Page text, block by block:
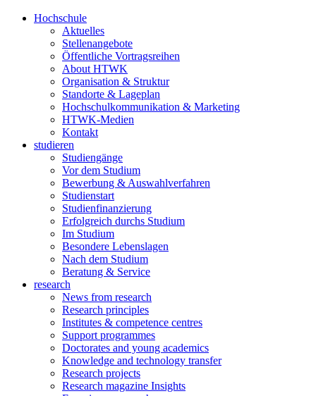
Hochschule
Aktuelles
Stellenangebote
Öffentliche Vortragsreihen
About HTWK
Organisation & Struktur
Standorte & Lageplan
Hochschulkommunikation & Marketing
HTWK-Medien
Kontakt
studieren
Studiengänge
Vor dem Studium
Bewerbung & Auswahlverfahren
Studienstart
Studienfinanzierung
Erfolgreich durchs Studium
Im Studium
Besondere Lebenslagen
Nach dem Studium
Beratung & Service
research
News from research
Research principles
Institutes & competence centres
Support programmes
Doctorates and young academics
Knowledge and technology transfer
Research projects
Research magazine Insights